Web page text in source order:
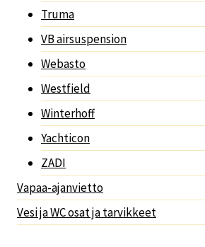
Truma
VB airsuspension
Webasto
Westfield
Winterhoff
Yachticon
ZADI
Vapaa-ajanvietto
Vesi ja WC osat ja tarvikkeet